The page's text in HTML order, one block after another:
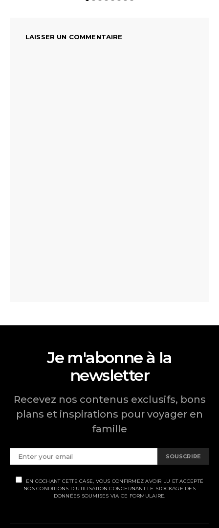
LAISSER UN COMMENTAIRE
Je m'abonne à la
newsletter
Recevez nos contenus exclusifs, bons
plans et inspirations pour voyager en
famille
SOUSCRIRE
EN COCHANT CETTE CASE, VOUS CONFIRMEZ AVOIR LU ET ACCEPTÉ
NOS CONDITIONS D'UTILISATION CONCERNANT LE STOCKAGE DES
DONNÉES SOUMISES VIA CE FORMULAIRE.